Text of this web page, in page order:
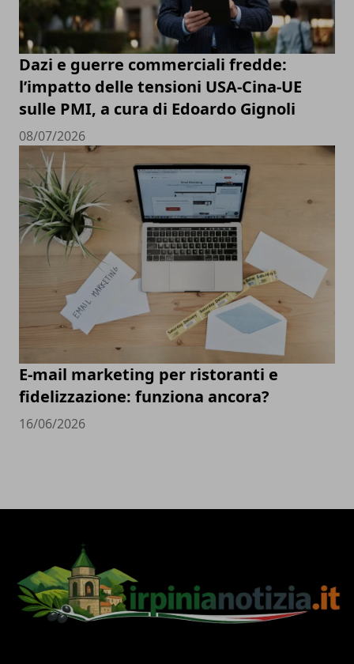
Dazi e guerre commerciali fredde:
l’impatto delle tensioni USA-Cina-UE
sulle PMI, a cura di Edoardo Gignoli
08/07/2026
E-mail marketing per ristoranti e
fidelizzazione: funziona ancora?
16/06/2026